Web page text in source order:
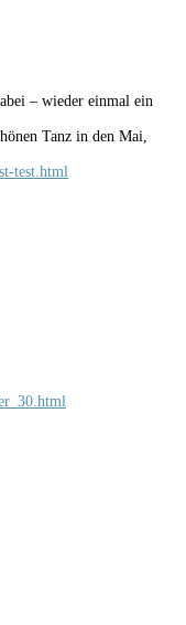
– wieder einmal ein
Tanz in den Mai,
test.html